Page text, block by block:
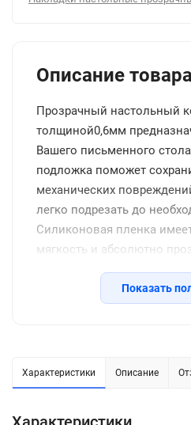
Описание товара
Прозрачный настольный
толщиной0,6мм
Вашего письменного
подложка поможет
механических
легко подрезать до
Силиконовая пленка
мягкость и абсолютно
удобно разместить
комфорт при письме.
идеально смотрится в
настольное покрытие для
отличие от резинового, не
Показать
Характеристики Описание